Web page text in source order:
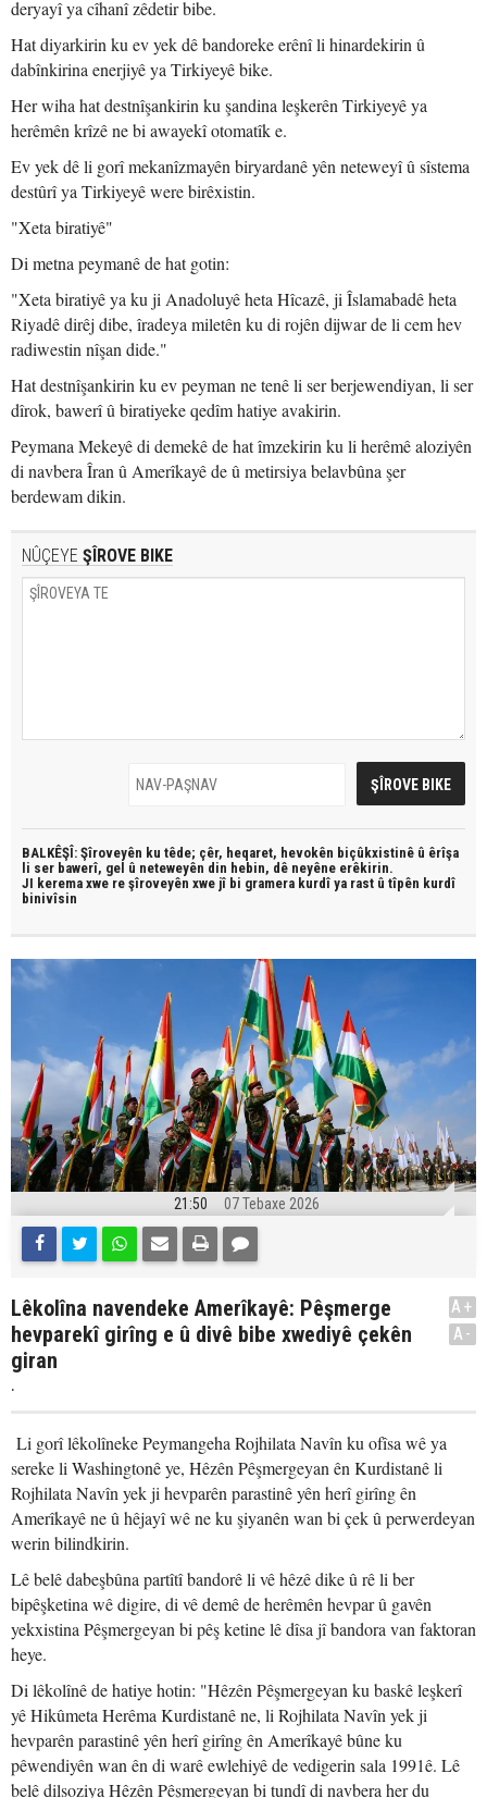
deryayî ya cîhanî zêdetir bibe.
Hat diyarkirin ku ev yek dê bandoreke erênî li hinardekirin û
dabînkirina enerjiyê ya Tirkiyeyê bike.
Her wiha hat destnîşankirin ku şandina leşkerên Tirkiyeyê ya
herêmên krîzê ne bi awayekî otomatîk e.
Ev yek dê li gorî mekanîzmayên biryardanê yên neteweyî û sîstema
destûrî ya Tirkiyeyê were birêxistin.
"Xeta biratiyê"
Di metna peymanê de hat gotin:
"Xeta biratiyê ya ku ji Anadoluyê heta Hîcazê, ji Îslamabadê heta
Riyadê dirêj dibe, îradeya miletên ku di rojên dijwar de li cem hev
radiwestin nîşan dide."
Hat destnîşankirin ku ev peyman ne tenê li ser berjewendiyan, li ser
dîrok, bawerî û biratiyeke qedîm hatiye avakirin.
Peymana Mekeyê di demekê de hat îmzekirin ku li herêmê aloziyên
di navbera Îran û Amerîkayê de û metirsiya belavbûna şer
berdewam dikin.
NÛÇEYE ŞÎROVE BIKE
BALKÊŞÎ: Şîroveyên ku têde; çêr, heqaret, hevokên biçûkxistinê û êrîşa
li ser bawerî, gel û neteweyên din hebin, dê neyêne erêkirin.
JI kerema xwe re şîroveyên xwe jî bi gramera kurdî ya rast û tîpên kurdî
binivîsin
21:50 07 Tebaxe 2026
Lêkolîna navendeke Amerîkayê: Pêşmerge
hevparekî girîng e û divê bibe xwediyê çekên
giran
.
A+
A-
Li gorî lêkolîneke Peymangeha Rojhilata Navîn ku ofîsa wê ya
sereke li Washingtonê ye, Hêzên Pêşmergeyan ên Kurdistanê li
Rojhilata Navîn yek ji hevparên parastinê yên herî girîng ên
Amerîkayê ne û hêjayî wê ne ku şiyanên wan bi çek û perwerdeyan
werin bilindkirin.
Lê belê dabeşbûna partîtî bandorê li vê hêzê dike û rê li ber
bipêşketina wê digire, di vê demê de herêmên hevpar û gavên
yekxistina Pêşmergeyan bi pêş ketine lê dîsa jî bandora van faktoran
heye.
Di lêkolînê de hatiye hotin: "Hêzên Pêşmergeyan ku baskê leşkerî
yê Hikûmeta Herêma Kurdistanê ne, li Rojhilata Navîn yek ji
hevparên parastinê yên herî girîng ên Amerîkayê bûne ku
pêwendiyên wan ên di warê ewlehiyê de vedigerin sala 1991ê. Lê
belê dilsoziya Hêzên Pêşmergeyan bi tundî di navbera her du